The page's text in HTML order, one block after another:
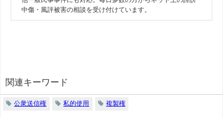
中傷・風評被害の相談を受け付けています。
関連キーワード
公衆送信権 私的使用 複製権